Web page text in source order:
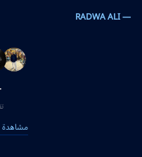
— RADWA ALI
مشاهدة